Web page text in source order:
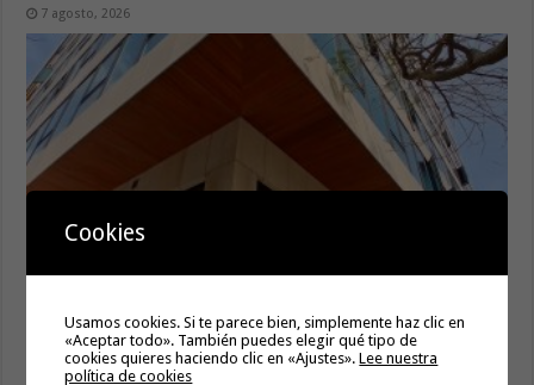
7 agosto, 2026
Gesplan logra la máxima puntuación en el Índice de
Transparencia de Canarias por cuarto año consecutivo
6 agosto, 2026
Cookies
Usamos cookies. Si te parece bien, simplemente haz clic en
«Aceptar todo». También puedes elegir qué tipo de
cookies quieres haciendo clic en «Ajustes».Lee nuestra
política de cookies